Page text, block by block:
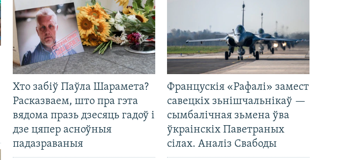
Хто забіў Паўла Шарамета?
Расказваем, што пра гэта
вядома празь дзесяць гадоў і
дзе цяпер асноўныя
падазраваныя
Францускія «Рафалі» замест
савецкіх зьнішчальнікаў —
сымбалічная зьмена ўва
ўкраінскіх Паветраных
сілах. Аналіз Свабоды